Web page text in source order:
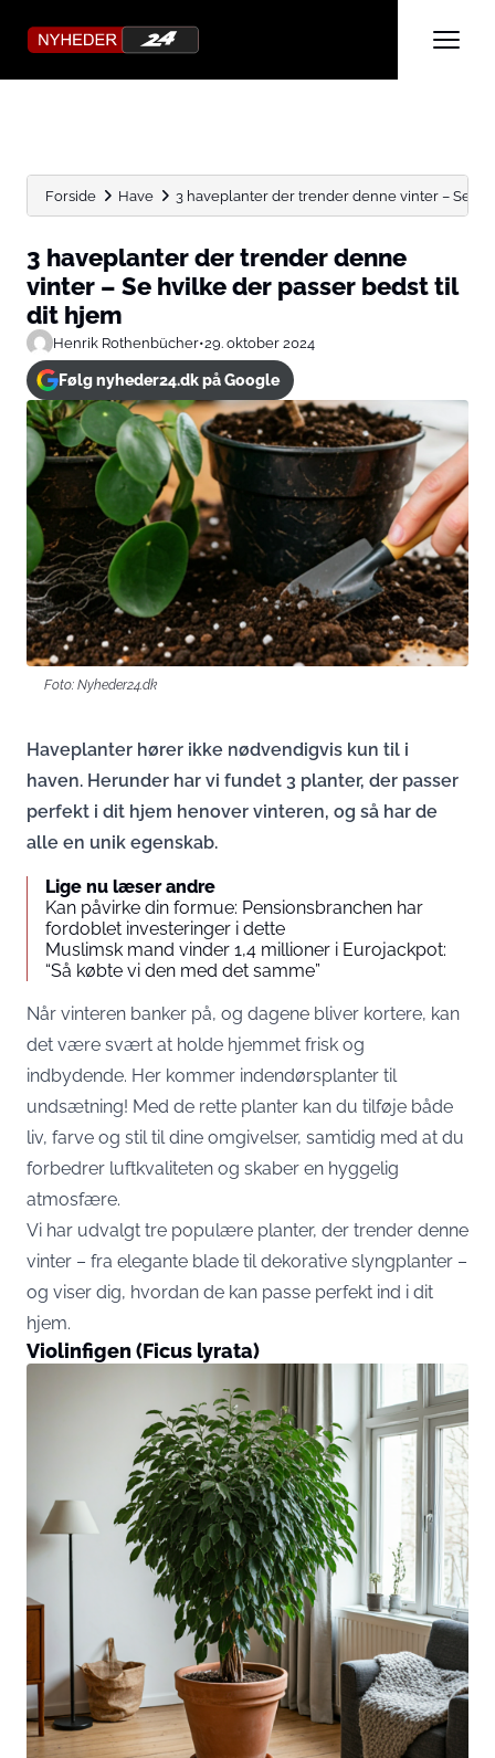
Forside Have 3 haveplanter der trender denne vinter – Se
3 haveplanter der trender denne
vinter – Se hvilke der passer bedst til
dit hjem
Henrik Rothenbücher•29. oktober 2024
Følg nyheder24.dk på Google
Foto: Nyheder24.dk
Haveplanter hører ikke nødvendigvis kun til i
haven. Herunder har vi fundet 3 planter, der passer
perfekt i dit hjem henover vinteren, og så har de
alle en unik egenskab.
Lige nu læser andre
Kan påvirke din formue: Pensionsbranchen har
fordoblet investeringer i dette
Muslimsk mand vinder 1,4 millioner i Eurojackpot:
“Så købte vi den med det samme”
Når vinteren banker på, og dagene bliver kortere, kan
det være svært at holde hjemmet frisk og
indbydende. Her kommer indendørsplanter til
undsætning! Med de rette planter kan du tilføje både
liv, farve og stil til dine omgivelser, samtidig med at du
forbedrer luftkvaliteten og skaber en hyggelig
atmosfære.
Vi har udvalgt tre populære planter, der trender denne
vinter – fra elegante blade til dekorative slyngplanter –
og viser dig, hvordan de kan passe perfekt ind i dit
hjem.
Violinfigen (Ficus lyrata)